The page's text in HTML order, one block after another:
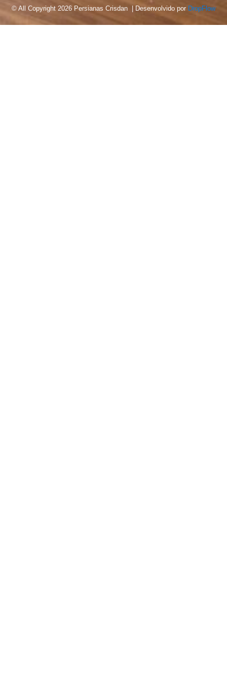
© All Copyright 2026 Persianas Crisdan | Desenvolvido por DropFlow